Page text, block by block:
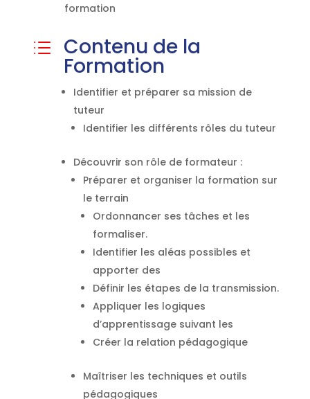
formation
d Contenu de la
Formation
Identifier et préparer sa mission de
tuteur
Identifier les différents rôles du tuteur
Découvrir son rôle de formateur :
Préparer et organiser la formation sur
le terrain
Ordonnancer ses tâches et les
formaliser.
Identifier les aléas possibles et
apporter des
Définir les étapes de la transmission.
Appliquer les logiques
d’apprentissage suivant les
Créer la relation pédagogique
Maîtriser les techniques et outils
pédagogiques